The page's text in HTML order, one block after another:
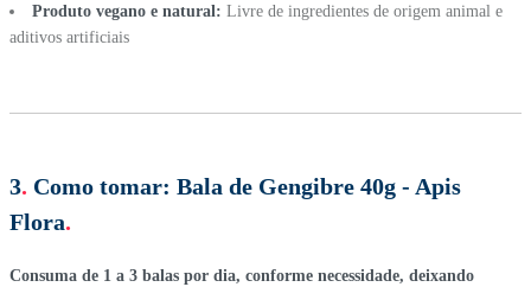
Produto vegano e natural: Livre de ingredientes de origem animal e
aditivos artificiais
3. Como tomar: Bala de Gengibre 40g - Apis
Flora.
Consuma de 1 a 3 balas por dia, conforme necessidade, deixando